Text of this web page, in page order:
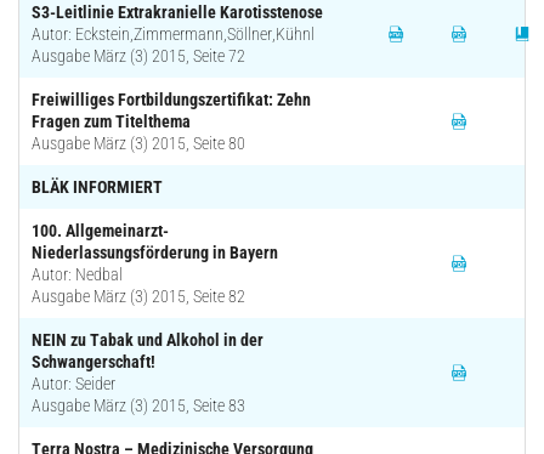
S3-Leitlinie Extrakranielle Karotisstenose
Autor: Eckstein,Zimmermann,Söllner,Kühnl
Ausgabe März (3) 2015, Seite 72
Freiwilliges Fortbildungszertifikat: Zehn
Fragen zum Titelthema
Ausgabe März (3) 2015, Seite 80
BLÄK INFORMIERT
100. Allgemeinarzt-
Niederlassungsförderung in Bayern
Autor: Nedbal
Ausgabe März (3) 2015, Seite 82
NEIN zu Tabak und Alkohol in der
Schwangerschaft!
Autor: Seider
Ausgabe März (3) 2015, Seite 83
Terra Nostra – Medizinische Versorgung